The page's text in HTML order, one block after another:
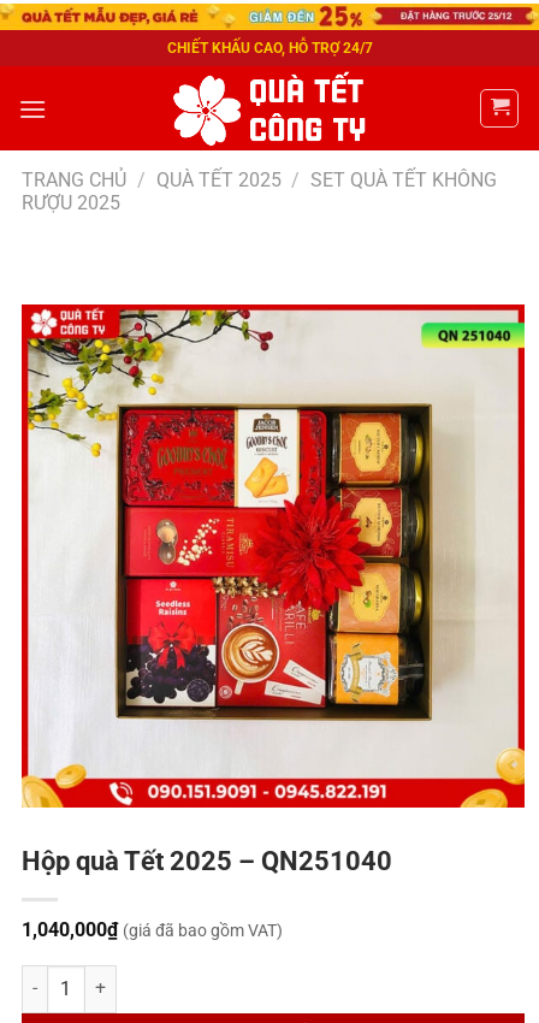
CHIẾT KHẤU CAO, HỖ TRỢ 24/7
TRANG CHỦ / QUÀ TẾT 2025 / SET QUÀ TẾT KHÔNG
RƯỢU 2025
Hộp quà Tết 2025 – QN251040
1,040,000₫ (giá đã bao gồm VAT)
Hộp quà Tết 2025 - QN251040 số lượng